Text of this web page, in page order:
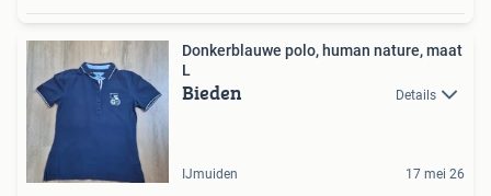
Donkerblauwe polo, human nature, maat
L
Bieden Details
IJmuiden 17 mei 26